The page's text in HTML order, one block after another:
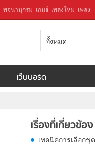
พจนานุกรม เกมส์ เพลงใหม่ เพลง
ทั้งหมด
เว็บบอร์ด
เรื่องที่เกี่ยวข้อง
เทคนิคการเลือกชุ